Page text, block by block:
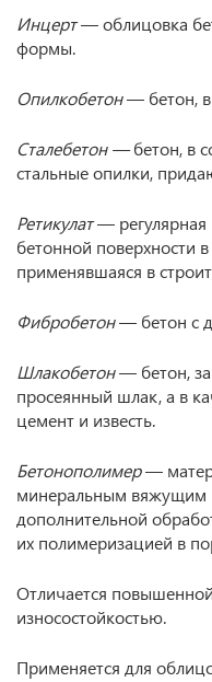
Инцерт— облицовка
формы.
Опилкобетон— бетон, в
Сталебетон —бетон, в
стальные опилки,
Ретикулат— регулярная
бетонной поверхности
применявшаяся в
Фибробетон— бетон с
Шлакобетон— бетон,
просеянный шлак, а в
цемент и известь.
Бетонополимер—
минеральным вяжущим
дополнительной
их полимеризацией в
Отличается
износостойкостью.
Применяется для